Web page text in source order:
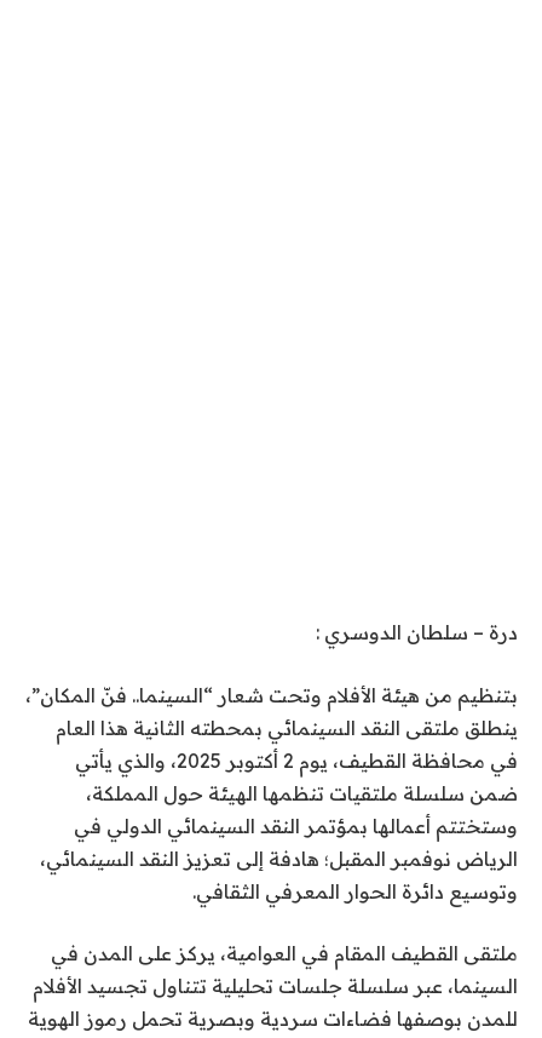
درة – سلطان الدوسري :
بتنظيم من هيئة الأفلام وتحت شعار “السينما.. فنّ المكان”،
ينطلق ملتقى النقد السينمائي بمحطته الثانية هذا العام
في محافظة القطيف، يوم 2 أكتوبر 2025، والذي يأتي
ضمن سلسلة ملتقيات تنظمها الهيئة حول المملكة،
وستختتم أعمالها بمؤتمر النقد السينمائي الدولي في
الرياض نوفمبر المقبل؛ هادفة إلى تعزيز النقد السينمائي،
وتوسيع دائرة الحوار المعرفي الثقافي.
ملتقى القطيف المقام في العوامية، يركز على المدن في
السينما، عبر سلسلة جلسات تحليلية تتناول تجسيد الأفلام
للمدن بوصفها فضاءات سردية وبصرية تحمل رموز الهوية